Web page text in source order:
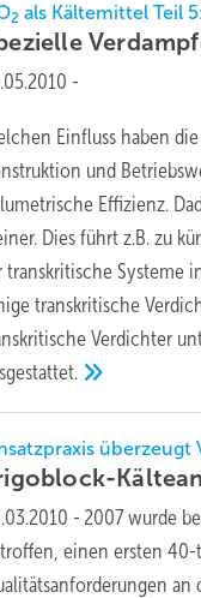
2 als Kältemittel Teil
-
Einfluss haben
und
Effizienz.
Dies führt z.B. zu
transkritische Systeme
transkritische
Verdichter
überzeugt
- 2007 wurde
einen ersten 40-
an